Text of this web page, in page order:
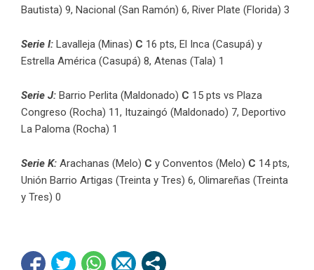
Bautista) 9, Nacional (San Ramón) 6, River Plate (Florida) 3
Serie I: Lavalleja (Minas) C 16 pts, El Inca (Casupá) y
Estrella América (Casupá) 8, Atenas (Tala) 1
Serie J: Barrio Perlita (Maldonado) C 15 pts vs Plaza
Congreso (Rocha) 11, Ituzaingó (Maldonado) 7, Deportivo
La Paloma (Rocha) 1
Serie K: Arachanas (Melo) C y Conventos (Melo) C 14 pts,
Unión Barrio Artigas (Treinta y Tres) 6, Olimareñas (Treinta
y Tres) 0